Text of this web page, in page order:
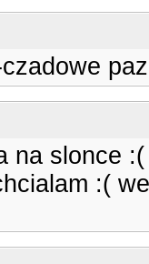
na slonce :(
:(